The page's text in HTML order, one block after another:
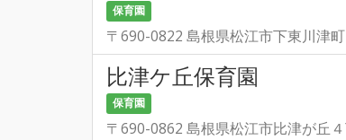
保育園
〒690-0822 島根県松江市下東川津
比津ケ丘保育園
保育園
〒690-0862 島根県松江市比津が丘